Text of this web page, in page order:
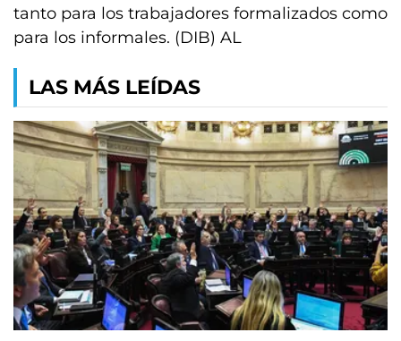
tanto para los trabajadores formalizados como
para los informales. (DIB) AL
LAS MÁS LEÍDAS